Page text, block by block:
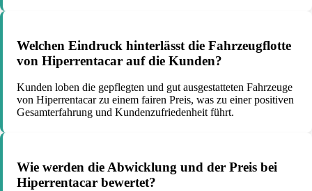
Welchen Eindruck hinterlässt die Fahrzeugflotte
von Hiperrentacar auf die Kunden?
Kunden loben die gepflegten und gut ausgestatteten Fahrzeuge
von Hiperrentacar zu einem fairen Preis, was zu einer positiven
Gesamterfahrung und Kundenzufriedenheit führt.
Wie werden die Abwicklung und der Preis bei
Hiperrentacar bewertet?